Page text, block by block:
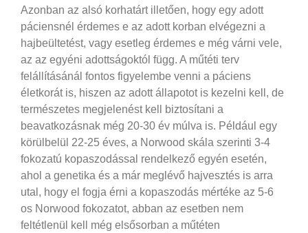
Azonban az alsó korhatárt illetően, hogy egy adott
páciensnél érdemes e az adott korban elvégezni a
hajbeültetést, vagy esetleg érdemes e még várni vele,
az az egyéni adottságoktól függ. A műtéti terv
felállításánál fontos figyelembe venni a páciens
életkorát is, hiszen az adott állapotot is kezelni kell, de
természetes megjelenést kell biztosítani a
beavatkozásnak még 20-30 év múlva is. Például egy
körülbelül 22-25 éves, a Norwood skála szerinti 3-4
fokozatú kopaszodással rendelkező egyén esetén,
ahol a genetika és a már meglévő hajvesztés is arra
utal, hogy el fogja érni a kopaszodás mértéke az 5-6
os Norwood fokozatot, abban az esetben nem
feltétlenül kell még elsősorban a műtéten